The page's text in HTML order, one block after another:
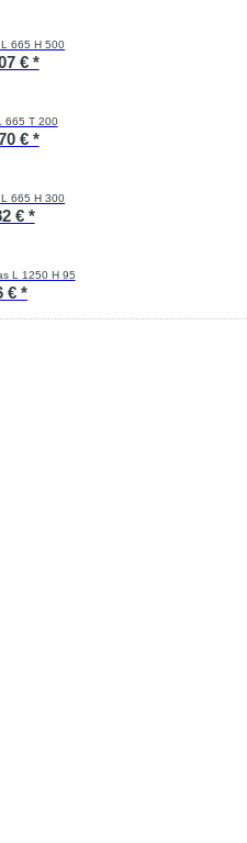
665 H 500
€ *
665 T 200
€ *
665 H 300
€ *
L 1250 H 95
€ *